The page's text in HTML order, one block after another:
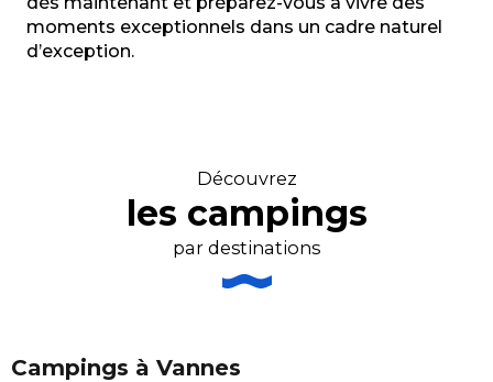
moments exceptionnels dans un cadre naturel
d’exception.
Découvrez
les campings
par destinations
Campings à Vannes